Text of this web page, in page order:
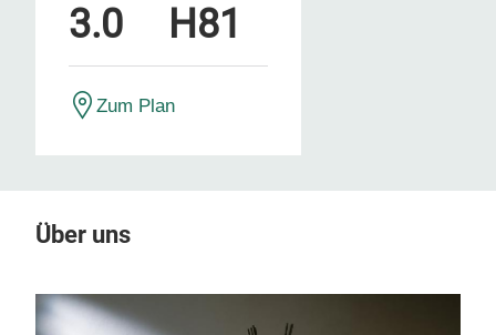
3.0 H81
Zum Plan
Über uns